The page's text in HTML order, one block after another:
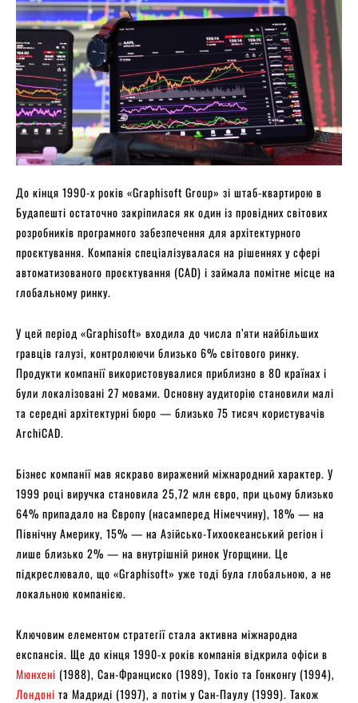
До кінця 1990-х років «Graphisoft Group» зі штаб-квартирою в
Будапешті остаточно закріпилася як один із провідних світових
розробників програмного забезпечення для архітектурного
проєктування. Компанія спеціалізувалася на рішеннях у сфері
автоматизованого проєктування (CAD) і займала помітне місце на
глобальному ринку.
У цей період «Graphisoft» входила до числа п’яти найбільших
гравців галузі, контролюючи близько 6% світового ринку.
Продукти компанії використовувалися приблизно в 80 країнах і
були локалізовані 27 мовами. Основну аудиторію становили малі
та середні архітектурні бюро — близько 75 тисяч користувачів
ArchiCAD.
Бізнес компанії мав яскраво виражений міжнародний характер. У
1999 році виручка становила 25,72 млн євро, при цьому близько
64% припадало на Європу (насамперед Німеччину), 18% — на
Північну Америку, 15% — на Азійсько-Тихоокеанський регіон і
лише близько 2% — на внутрішній ринок Угорщини. Це
підкреслювало, що «Graphisoft» уже тоді була глобальною, а не
локальною компанією.
Ключовим елементом стратегії стала активна міжнародна
експансія. Ще до кінця 1990-х років компанія відкрила офіси в
Мюнхені (1988), Сан-Франциско (1989), Токіо та Гонконгу (1994),
Лондоні та Мадриді (1997), а потім у Сан-Паулу (1999). Також